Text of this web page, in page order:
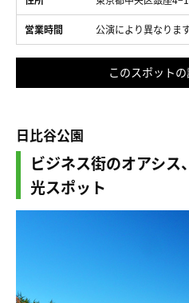
営業時間 公演により異なります
このスポット
日比谷公園
ビジネス街のオアシ
光スポット